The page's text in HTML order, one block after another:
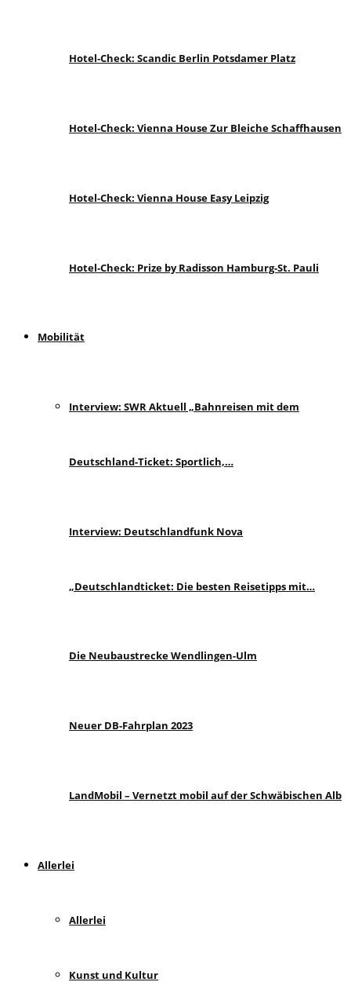
Hotel-Check: Scandic Berlin Potsdamer Platz
Hotel-Check: Vienna House Zur Bleiche Schaffhausen
Hotel-Check: Vienna House Easy Leipzig
Hotel-Check: Prize by Radisson Hamburg-St. Pauli
Mobilität
Interview: SWR Aktuell „Bahnreisen mit dem
Deutschland-Ticket: Sportlich,…
Interview: Deutschlandfunk Nova
„Deutschlandticket: Die besten Reisetipps mit…
Die Neubaustrecke Wendlingen-Ulm
Neuer DB-Fahrplan 2023
LandMobil – Vernetzt mobil auf der Schwäbischen Alb
Allerlei
Allerlei
Kunst und Kultur